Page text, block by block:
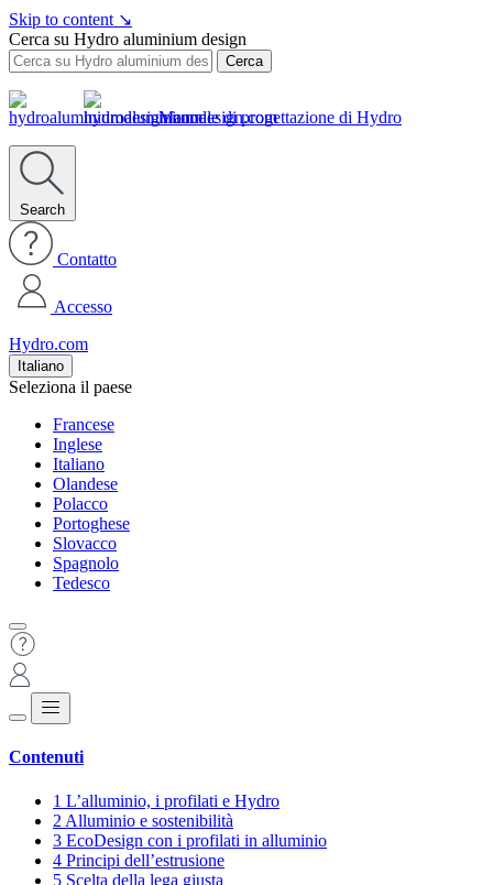
Skip to content ↘
Cerca su Hydro aluminium design
Cerca
Manuale di progettazione di Hydro
Search
Contatto
Accesso
Hydro.com
Italiano
Seleziona il paese
Francese
Inglese
Italiano
Olandese
Polacco
Portoghese
Slovacco
Spagnolo
Tedesco
Contenuti
1 L’alluminio, i profilati e Hydro
2 Alluminio e sostenibilità
3 EcoDesign con i profilati in alluminio
4 Principi dell’estrusione
5 Scelta della lega giusta